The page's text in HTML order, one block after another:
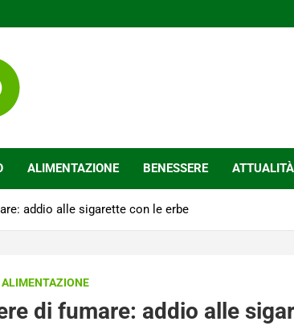
ALIMENTAZIONE BENESSERE ATTUALITÀ
addio alle sigarette con le erbe
ALIMENTAZIONE
di fumare: addio alle